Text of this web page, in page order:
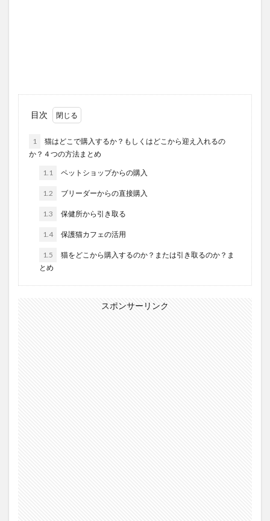
目次
1
猫はどこで購入するか？もしくはどこから迎え入れるの
か？４つの方法まとめ
1.1 ペットショップからの購入
1.2 ブリーダーからの直接購入
1.3 保健所から引き取る
1.4 保護猫カフェの活用
1.5
猫をどこから購入するのか？または引き取るのか？ま
とめ
スポンサーリンク